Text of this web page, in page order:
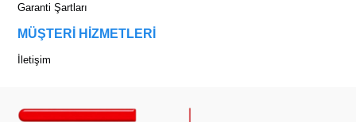
Garanti Şartları
MÜŞTERİ HİZMETLERİ
İletişim